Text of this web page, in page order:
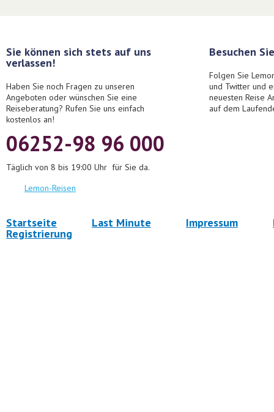
Sie können sich stets auf uns
verlassen!
Haben Sie noch Fragen zu unseren
Angeboten oder wünschen Sie eine
Reiseberatung? Rufen Sie uns einfach
kostenlos an!
06252-98 96 000
Täglich von 8 bis 19:00 Uhr für Sie da.
Lemon-Reisen
Besuchen
Folgen Sie
und Twitter und
neuesten Reise
auf dem
Startseite Last Minute Impressum
Registrierung